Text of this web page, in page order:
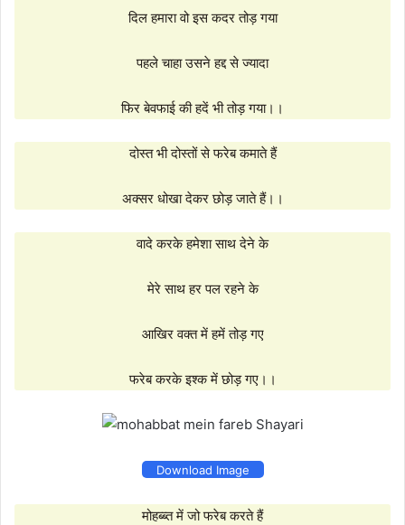
दिल हमारा वो इस कदर तोड़ गया
पहले चाहा उसने हद्द से ज्यादा
फिर बेवफाई की हदें भी तोड़ गया।।
दोस्त भी दोस्तों से फरेब कमाते हैं
अक्सर धोखा देकर छोड़ जाते हैं।।
वादे करके हमेशा साथ देने के
मेरे साथ हर पल रहने के
आखिर वक्त में हमें तोड़ गए
फरेब करके इश्क में छोड़ गए।।
Download Image
मोहब्ब्त में जो फरेब करते हैं